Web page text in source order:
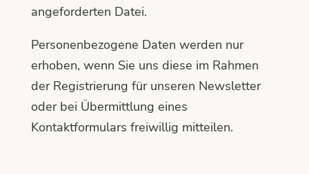
angeforderten Datei.
Personenbezogene Daten werden nur
erhoben, wenn Sie uns diese im Rahmen
der Registrierung für unseren Newsletter
oder bei Übermittlung eines
Kontaktformulars freiwillig mitteilen.